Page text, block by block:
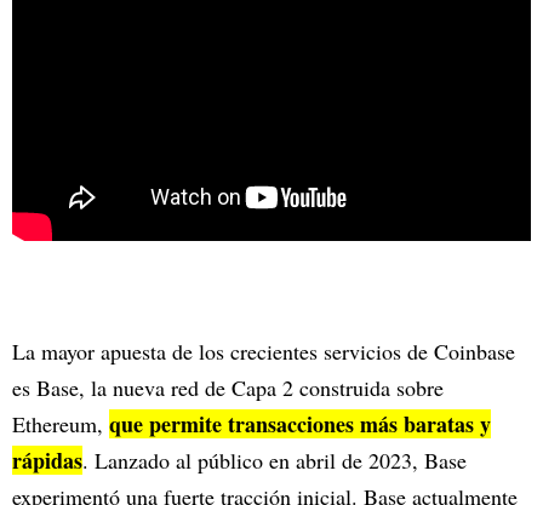
La mayor apuesta de los crecientes servicios de Coinbase
es Base, la nueva red de Capa 2 construida sobre
Ethereum, que permite transacciones más baratas y
rápidas. Lanzado al público en abril de 2023, Base
experimentó una fuerte tracción inicial. Base actualmente